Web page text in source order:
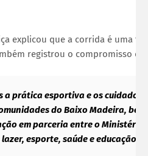
explicou que a corrida é uma
registrou o compromisso
a prática esportiva e os cuidados
do Baixo Madeira,
em parceria entre o
esporte, saúde e educação